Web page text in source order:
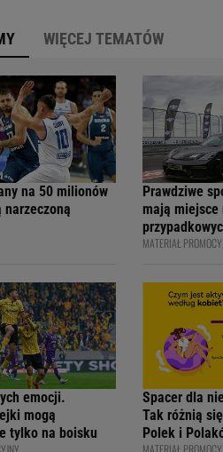
WIĘCEJ TEMATÓW
na 50 milionów
narzeczoną
Prawdziwe
mają miejsce
bezpiecznie -
internetowi
Academy
MATERIAŁ
emocji.
mogą
tylko na boisku
Spacer dla
Tak różnią
Polek i
MATERIAŁ